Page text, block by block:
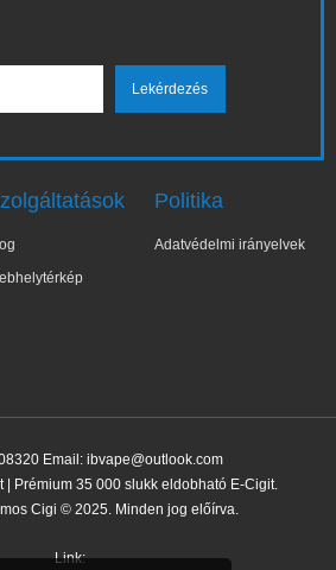
Politika
Adatvédelmi irányelvek
Email: ibvape@outlook.com
| Prémium 35 000 slukk eldobható E-Cigit.
Cigi © 2025. Minden jog előírva.
Link:
✕